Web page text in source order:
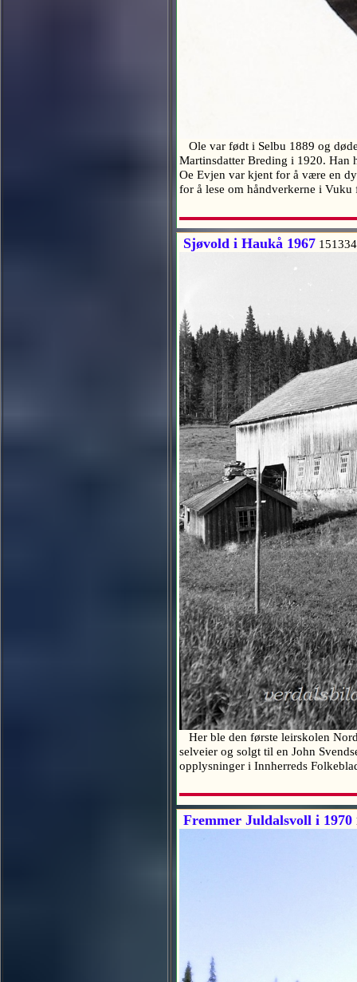
Ole var født i Selbu 1889 og
Martinsdatter Breding i 1920. Han
Oe Evjen var kjent for å være en
for å lese om håndverkerne i
Sjøvold i Haukå 1967
Her ble den første leirskolen
selveier og solgt til en John
opplysninger i Innherreds
Fremmer Juldalsvoll i 1970